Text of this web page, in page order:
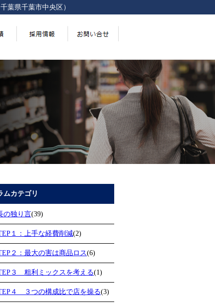
葉県千葉市中央区）
ムカテゴリ
の独り言(39)
１：上手な経費削減(2)
２：最大の害は商品ロス(6)
３ 粗利ミックスを考える(1)
４ ３つの構成比で店を操る(3)